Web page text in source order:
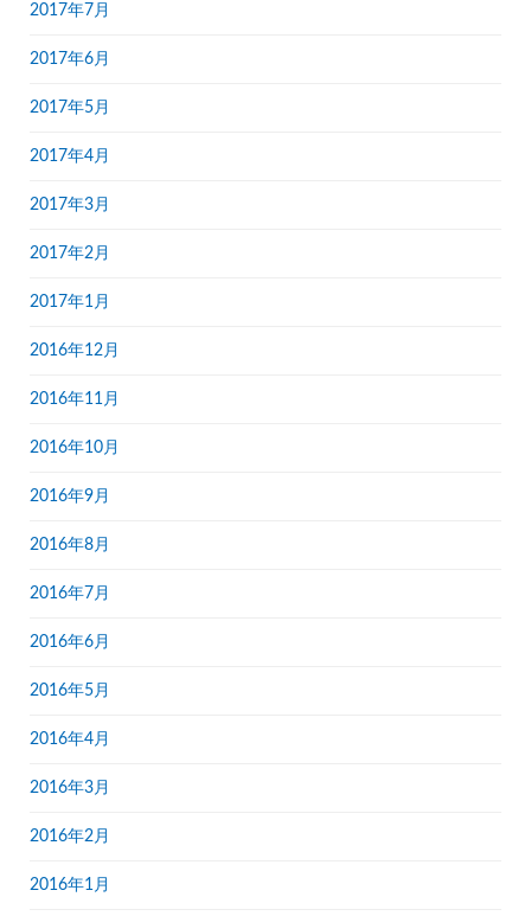
2017年7月
2017年6月
2017年5月
2017年4月
2017年3月
2017年2月
2017年1月
2016年12月
2016年11月
2016年10月
2016年9月
2016年8月
2016年7月
2016年6月
2016年5月
2016年4月
2016年3月
2016年2月
2016年1月